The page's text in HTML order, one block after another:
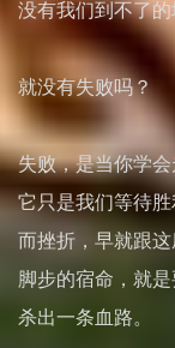
没有我们到不了的
就没有失败吗？
失败，是当你学会
它只是我们等待胜
而挫折，早就跟这
脚步的宿命，就
杀出一条血路。